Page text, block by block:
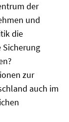
der
und
die
Sicherung
zur
auch im